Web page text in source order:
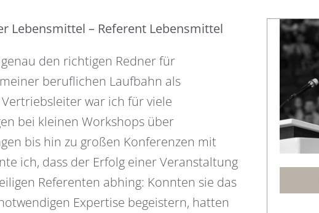
Lebensmittel – Referent Lebensmittel
den richtigen Redner für
beruflichen Laufbahn als
war ich für viele
bei kleinen Workshops über
bis hin zu großen Konferenzen mit
ich, dass der Erfolg einer Veranstaltung
Referenten abhing: Konnten sie das
Expertise begeistern, hatten